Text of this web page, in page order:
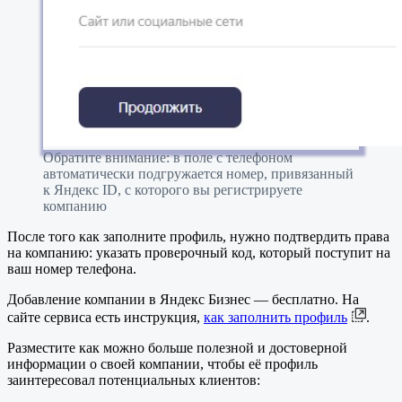
Обратите внимание: в поле с телефоном
автоматически подгружается номер, привязанный
к Яндекс ID, с которого вы регистрируете
компанию
После того как заполните профиль, нужно подтвердить права
на компанию: указать проверочный код, который поступит на
ваш номер телефона.
Добавление компании в Яндекс Бизнес — бесплатно. На
сайте сервиса есть инструкция, как заполнить профиль
.
Разместите как можно больше полезной и достоверной
информации о своей компании, чтобы её профиль
заинтересовал потенциальных клиентов: